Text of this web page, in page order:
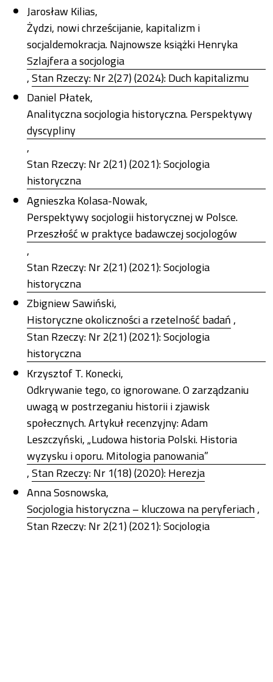
Jarosław Kilias,
Żydzi, nowi chrześcijanie, kapitalizm i
socjaldemokracja. Najnowsze książki Henryka
Szlajfera a socjologia
,Stan Rzeczy: Nr 2(27) (2024): Duch kapitalizmu
Daniel Płatek,
Analityczna socjologia historyczna. Perspektywy
dyscypliny
,
Stan Rzeczy: Nr 2(21) (2021): Socjologia
historyczna
Agnieszka Kolasa-Nowak,
Perspektywy socjologii historycznej w Polsce.
Przeszłość w praktyce badawczej socjologów
,
Stan Rzeczy: Nr 2(21) (2021): Socjologia
historyczna
Zbigniew Sawiński,
Historyczne okoliczności a rzetelność badań,
Stan Rzeczy: Nr 2(21) (2021): Socjologia
historyczna
Krzysztof T. Konecki,
Odkrywanie tego, co ignorowane. O zarządzaniu
uwagą w postrzeganiu historii i zjawisk
społecznych. Artykuł recenzyjny: Adam
Leszczyński, „Ludowa historia Polski. Historia
wyzysku i oporu. Mitologia panowania”
,Stan Rzeczy: Nr 1(18) (2020): Herezja
Anna Sosnowska,
Socjologia historyczna – kluczowa na peryferiach,
Stan Rzeczy: Nr 2(21) (2021): Socjologia